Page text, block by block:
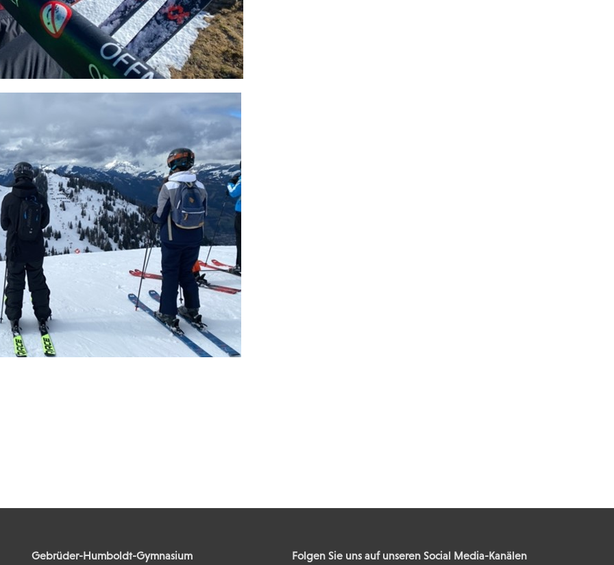
Gebrüder-Humboldt-Gymnasium Folgen Sie uns auf unseren Social Media-Kanälen